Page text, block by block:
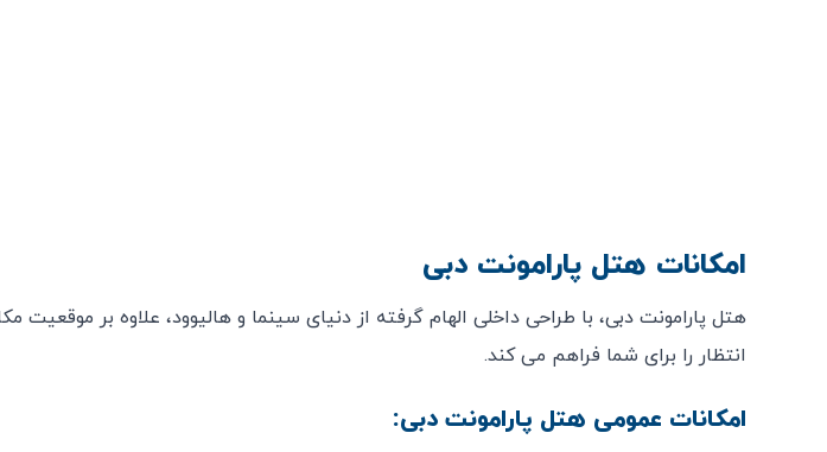
امکانات هتل پارامونت دبی
هتل پارامونت دبی، با طراحی داخلی الهام گرفته از دنیای سینما و هالیوود، علاوه بر موقعیت
انتظار را برای شما فراهم می ‌کند.
امکانات عمومی هتل پارامونت دبی: